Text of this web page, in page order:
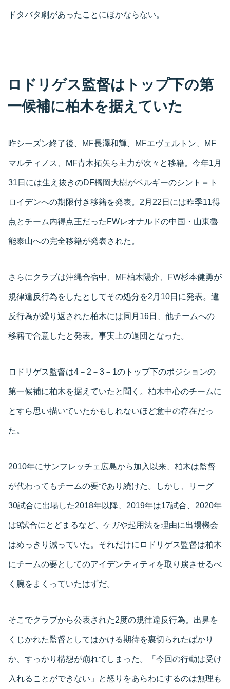
ドタバタ劇があったことにほかならない。
ロドリゲス監督はトップ下の第
一候補に柏木を据えていた
昨シーズン終了後、MF長澤和輝、MFエヴェルトン、MF
マルティノス、MF青木拓矢ら主力が次々と移籍。今年1月
31日には生え抜きのDF橋岡大樹がベルギーのシント＝ト
ロイデンへの期限付き移籍を発表。2月22日には昨季11得
点とチーム内得点王だったFWレオナルドの中国・山東魯
能泰山への完全移籍が発表された。
さらにクラブは沖縄合宿中、MF柏木陽介、FW杉本健勇が
規律違反行為をしたとしてその処分を2月10日に発表。違
反行為が繰り返された柏木には同月16日、他チームへの
移籍で合意したと発表。事実上の退団となった。
ロドリゲス監督は4－2－3－1のトップ下のポジションの
第一候補に柏木を据えていたと聞く。柏木中心のチームに
とすら思い描いていたかもしれないほど意中の存在だっ
た。
2010年にサンフレッチェ広島から加入以来、柏木は監督
が代わってもチームの要であり続けた。しかし、リーグ
30試合に出場した2018年以降、2019年は17試合、2020年
は9試合にとどまるなど、ケガや起用法を理由に出場機会
はめっきり減っていた。それだけにロドリゲス監督は柏木
にチームの要としてのアイデンティティを取り戻させるべ
く腕をまくっていたはずだ。
そこでクラブから公表された2度の規律違反行為。出鼻を
くじかれた監督としてはかける期待を裏切られたばかり
か、すっかり構想が崩れてしまった。「今回の行動は受け
入れることができない」と怒りをあらわにするのは無理も